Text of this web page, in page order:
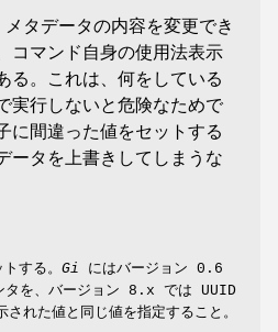
タデータの内容を変更でき
コマンド自身の使用法表示
る。これは、何をしている
実行しないと危険なためで
に間違った値をセットする
ータを上書きしてしまうな
する。 Gi にはバージョン 0.6
タを、バージョン 8.x では UUID
れた値と同じ値を指定すること。